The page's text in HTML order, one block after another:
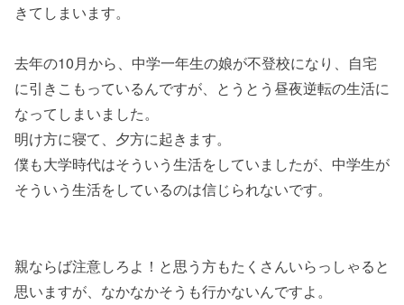
きてしまいます。
去年の10月から、中学一年生の娘が不登校になり、自宅
に引きこもっているんですが、とうとう昼夜逆転の生活に
なってしまいました。
明け方に寝て、夕方に起きます。
僕も大学時代はそういう生活をしていましたが、中学生が
そういう生活をしているのは信じられないです。
親ならば注意しろよ！と思う方もたくさんいらっしゃると
思いますが、なかなかそうも行かないんですよ。